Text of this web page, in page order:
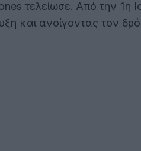
τελείωσε. Από την 1η
και ανοίγοντας τον